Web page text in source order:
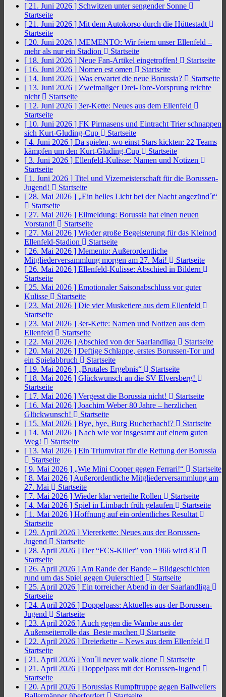
[ 21. Juni 2026 ] Schwitzen unter sengender Sonne
Startseite
[ 21. Juni 2026 ] Mit dem Autokorso durch die Hüttestadt
Startseite
[ 20. Juni 2026 ] MEMENTO: Wir feiern unser Ellenfeld –
mehr als nur ein Stadion
Startseite
[ 18. Juni 2026 ] Neue Fan-Artikel eingetroffen!
Startseite
[ 16. Juni 2026 ] Nomen est omen
Startseite
[ 14. Juni 2026 ] Was erwartet die neue Borussia?
Startseite
[ 13. Juni 2026 ] Zweimaliger Drei-Tore-Vorsprung reichte
nicht
Startseite
[ 12. Juni 2026 ] 3er-Kette: Neues aus dem Ellenfeld
Startseite
[ 10. Juni 2026 ] FK Pirmasens und Eintracht Trier schnappen
sich Kurt-Gluding-Cup
Startseite
[ 4. Juni 2026 ] Da spielen, wo einst Stars kickten: 22 Teams
kämpfen um den Kurt-Gluding-Cup
Startseite
[ 3. Juni 2026 ] Ellenfeld-Kulisse: Namen und Notizen
Startseite
[ 1. Juni 2026 ] Titel und Vizemeisterschaft für die Borussen-
Jugend!
Startseite
[ 28. Mai 2026 ] „Ein helles Licht bei der Nacht angezünd´t“
Startseite
[ 27. Mai 2026 ] Eilmeldung: Borussia hat einen neuen
Vorstand!
Startseite
[ 27. Mai 2026 ] Wieder große Begeisterung für das Kleinod
Ellenfeld-Stadion
Startseite
[ 26. Mai 2026 ] Memento: Außerordentliche
Mitgliederversammlung morgen am 27. Mai!
Startseite
[ 26. Mai 2026 ] Ellenfeld-Kulisse: Abschied in Bildern
Startseite
[ 25. Mai 2026 ] Emotionaler Saisonabschluss vor guter
Kulisse
Startseite
[ 23. Mai 2026 ] Die vier Musketiere aus dem Ellenfeld
Startseite
[ 23. Mai 2026 ] 3er-Kette: Namen und Notizen aus dem
Ellenfeld
Startseite
[ 22. Mai 2026 ] Abschied von der Saarlandliga
Startseite
[ 20. Mai 2026 ] Deftige Schlappe, erstes Borussen-Tor und
ein Spielabbruch
Startseite
[ 19. Mai 2026 ] „Brutales Ergebnis“
Startseite
[ 18. Mai 2026 ] Glückwunsch an die SV Elversberg!
Startseite
[ 17. Mai 2026 ] Vergesst die Borussia nicht!
Startseite
[ 16. Mai 2026 ] Joachim Weber 80 Jahre – herzlichen
Glückwunsch!
Startseite
[ 15. Mai 2026 ] Bye, bye, Burg Bucherbach!?
Startseite
[ 14. Mai 2026 ] Nach wie vor insgesamt auf einem guten
Weg!
Startseite
[ 13. Mai 2026 ] Ein Triumvirat für die Rettung der Borussia
Startseite
[ 9. Mai 2026 ] „Wie Mini Cooper gegen Ferrari!“
Startseite
[ 8. Mai 2026 ] Außerordentliche Mitgliederversammlung am
27. Mai
Startseite
[ 7. Mai 2026 ] Wieder klar verteilte Rollen
Startseite
[ 4. Mai 2026 ] Spiel in Limbach früh gelaufen
Startseite
[ 1. Mai 2026 ] Hoffnung auf ein ordentliches Resultat
Startseite
[ 29. April 2026 ] Viererkette: Neues aus der Borussen-
Jugend
Startseite
[ 28. April 2026 ] Der “FCS-Killer” von 1966 wird 85!
Startseite
[ 26. April 2026 ] Am Rande der Bande – Bildgeschichten
rund um das Spiel gegen Quierschied
Startseite
[ 25. April 2026 ] Ein torreicher Abend in der Saarlandliga
Startseite
[ 24. April 2026 ] Doppelpass: Aktuelles aus der Borussen-
Jugend
Startseite
[ 23. April 2026 ] Auch gegen die Wambe aus der
Außenseiterrolle das Beste machen
Startseite
[ 22. April 2026 ] Dreierkette – News aus dem Ellenfeld
Startseite
[ 21. April 2026 ]You´ll never walk alone
Startseite
[ 21. April 2026 ] Doppelpass mit der Borussen-Jugend
Startseite
[ 20. April 2026 ] Borussias Rumpftruppe gegen Ballweilers